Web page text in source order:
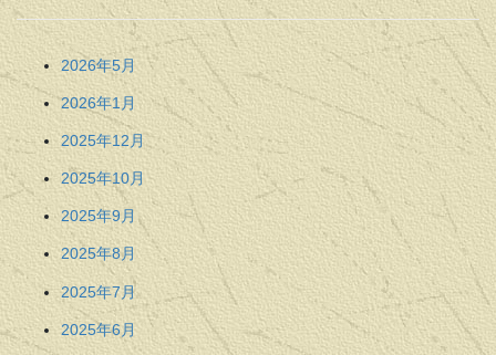
2026年5月
2026年1月
2025年12月
2025年10月
2025年9月
2025年8月
2025年7月
2025年6月